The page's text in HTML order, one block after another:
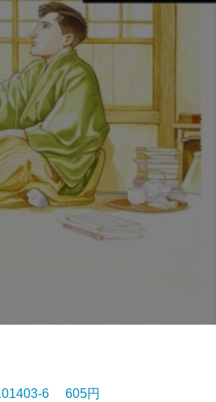
6 605円